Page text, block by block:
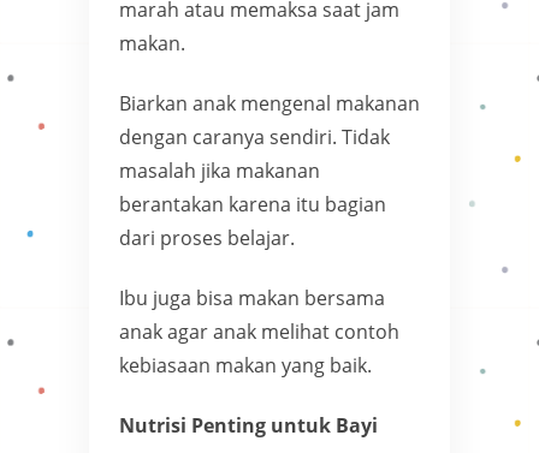
marah atau memaksa saat jam
makan.
Biarkan anak mengenal makanan
dengan caranya sendiri. Tidak
masalah jika makanan
berantakan karena itu bagian
dari proses belajar.
Ibu juga bisa makan bersama
anak agar anak melihat contoh
kebiasaan makan yang baik.
Nutrisi Penting untuk Bayi